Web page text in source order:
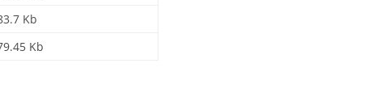
Kb
Kb